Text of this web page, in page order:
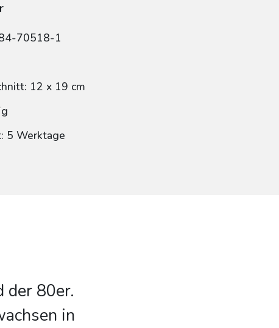
70518-1
12 x 19 cm
5 Werktage
der 80er.
in